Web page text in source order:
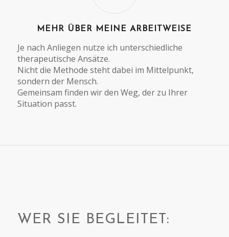
MEHR ÜBER MEINE ARBEITWEISE
Je nach Anliegen nutze ich unterschiedliche
therapeutische Ansätze.
Nicht die Methode steht dabei im Mittelpunkt,
sondern der Mensch.
Gemeinsam finden wir den Weg, der zu Ihrer
Situation passt.
WER SIE BEGLEITET: